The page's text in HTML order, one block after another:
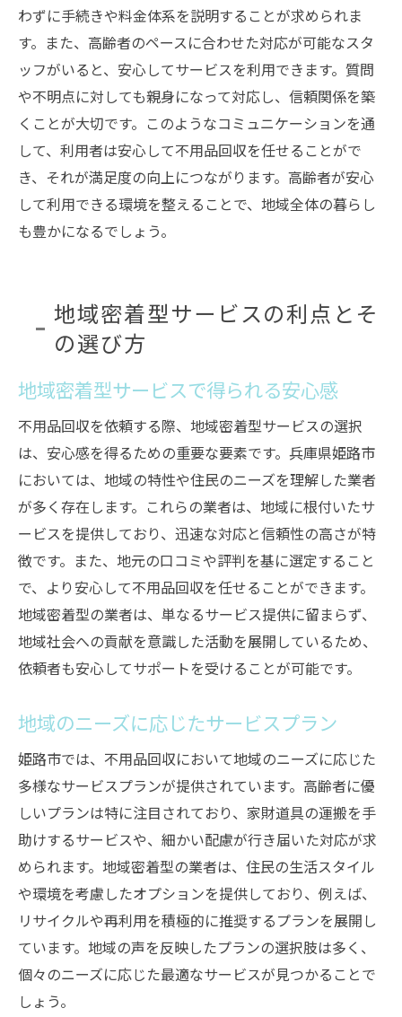
わずに手続きや料金体系を説明することが求められま
す。また、高齢者のペースに合わせた対応が可能なスタ
ッフがいると、安心してサービスを利用できます。質問
や不明点に対しても親身になって対応し、信頼関係を築
くことが大切です。このようなコミュニケーションを通
して、利用者は安心して不用品回収を任せることがで
き、それが満足度の向上につながります。高齢者が安心
して利用できる環境を整えることで、地域全体の暮らし
も豊かになるでしょう。
地域密着型サービスの利点とそ
の選び方
地域密着型サービスで得られる安心感
不用品回収を依頼する際、地域密着型サービスの選択
は、安心感を得るための重要な要素です。兵庫県姫路市
においては、地域の特性や住民のニーズを理解した業者
が多く存在します。これらの業者は、地域に根付いたサ
ービスを提供しており、迅速な対応と信頼性の高さが特
徴です。また、地元の口コミや評判を基に選定すること
で、より安心して不用品回収を任せることができます。
地域密着型の業者は、単なるサービス提供に留まらず、
地域社会への貢献を意識した活動を展開しているため、
依頼者も安心してサポートを受けることが可能です。
地域のニーズに応じたサービスプラン
姫路市では、不用品回収において地域のニーズに応じた
多様なサービスプランが提供されています。高齢者に優
しいプランは特に注目されており、家財道具の運搬を手
助けするサービスや、細かい配慮が行き届いた対応が求
められます。地域密着型の業者は、住民の生活スタイル
や環境を考慮したオプションを提供しており、例えば、
リサイクルや再利用を積極的に推奨するプランを展開し
ています。地域の声を反映したプランの選択肢は多く、
個々のニーズに応じた最適なサービスが見つかることで
しょう。